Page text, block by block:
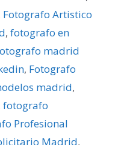
Fotografo Artistico
, fotografo en
madrid
, Fotografo
madrid,
fotografo
Profesional
Madrid,